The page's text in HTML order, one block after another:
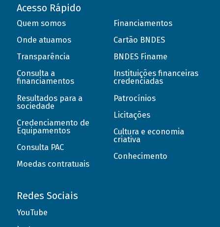
Acesso Rápido
Quem somos
Onde atuamos
Transparência
Consulta a
financiamentos
Resultados para a
sociedade
Credenciamento de
Equipamentos
Consulta PAC
Moedas contratuais
Financiamentos
Cartão BNDES
BNDES Finame
Instituições financeiras
credenciadas
Patrocínios
Licitações
Cultura e economia
criativa
Conhecimento
Redes Sociais
YouTube